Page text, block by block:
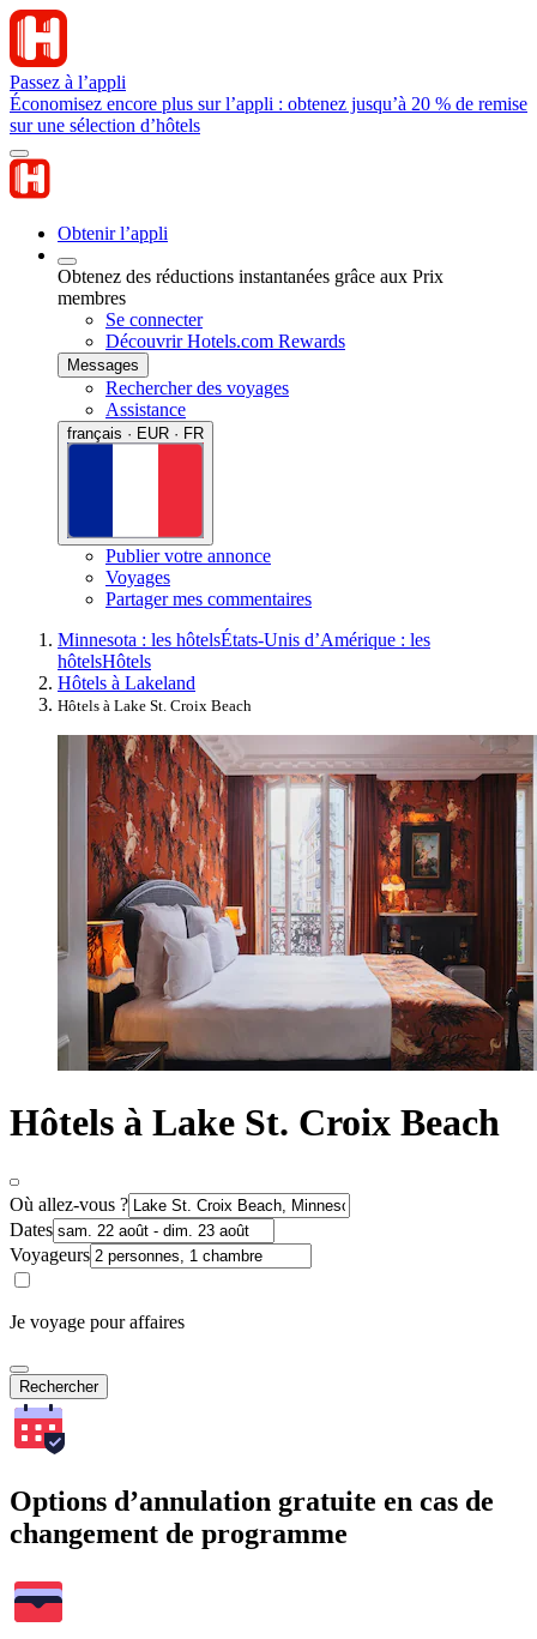
Passez à l’appli
Économisez encore plus sur l’appli : obtenez jusqu’à 20 % de remise
sur une sélection d’hôtels
Obtenir l’appli
Obtenez des réductions instantanées grâce aux Prix
membres
Se connecter
Découvrir Hotels.com Rewards
Messages
Rechercher des voyages
Assistance
français · EUR · FR
Publier votre annonce
Voyages
Partager mes commentaires
Minnesota : les hôtelsÉtats-Unis d’Amérique : les
hôtelsHôtels
Hôtels à Lakeland
Hôtels à Lake St. Croix Beach
Hôtels à Lake St. Croix Beach
Où allez-vous ?
Dates
Voyageurs
Je voyage pour affaires
Rechercher
Options d’annulation gratuite en cas de
changement de programme